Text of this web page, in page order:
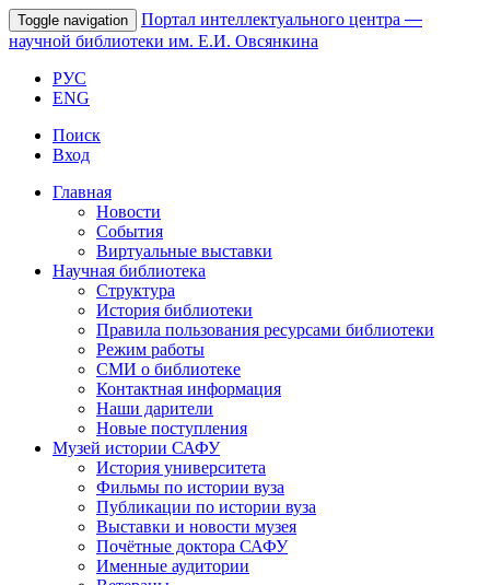
Toggle navigation Портал интеллектуального центра —
научной библиотеки им. Е.И. Овсянкина
РУС
ENG
Поиск
Вход
Главная
Новости
События
Виртуальные выставки
Научная библиотека
Структура
История библиотеки
Правила пользования ресурсами библиотеки
Режим работы
СМИ о библиотеке
Контактная информация
Наши дарители
Новые поступления
Музей истории САФУ
История университета
Фильмы по истории вуза
Публикации по истории вуза
Выставки и новости музея
Почётные доктора САФУ
Именные аудитории